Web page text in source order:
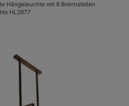
Hängeleuchte mit 8 Brennstellen
HL2677